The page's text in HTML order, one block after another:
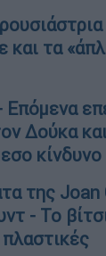
και τα
Δούκα
κίνδυνο
της Joan
- Το